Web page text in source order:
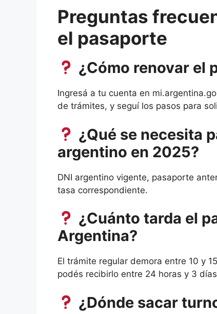
Preguntas
el pasaporte
¿Cómo renovar el
Ingresá a tu cuenta en
de trámites, y seguí los pasos para
¿Qué se necesita
argentino en 2025?
DNI argentino vigente, pasaporte
tasa correspondiente.
¿Cuánto tarda el
Argentina?
El trámite regular demora entre 10 y
podés recibirlo entre 24 horas y 3
¿Dónde sacar